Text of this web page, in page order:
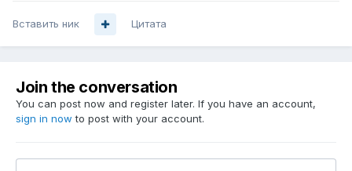
Вставить ник Цитата
Join the conversation
You can post now and register later. If you have an account,
sign in now to post with your account.